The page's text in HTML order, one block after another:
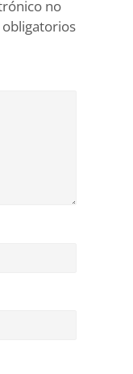
no